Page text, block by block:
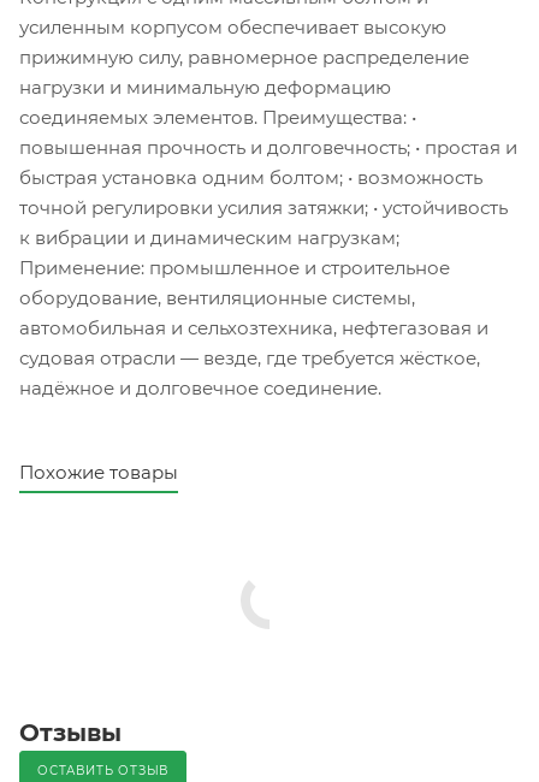
усиленным корпусом обеспечивает высокую
прижимную силу, равномерное распределение
нагрузки и минимальную деформацию
соединяемых элементов. Преимущества: •
повышенная прочность и долговечность; • простая и
быстрая установка одним болтом; • возможность
точной регулировки усилия затяжки; • устойчивость
к вибрации и динамическим нагрузкам;
Применение: промышленное и строительное
оборудование, вентиляционные системы,
автомобильная и сельхозтехника, нефтегазовая и
судовая отрасли — везде, где требуется жёсткое,
надёжное и долговечное соединение.
Похожие товары
Отзывы
ОСТАВИТЬ ОТЗЫВ